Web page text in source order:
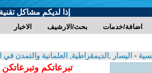
إذا لديكم مشاكل
الاخبار بحث/الارشيف اضافة/خدمات
- اليسار ,الديمقراطية, العلمانية والتمدن في
تبرعاتكم